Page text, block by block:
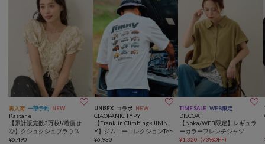
再入荷 一部予約 NEW 
Kastane
【累計販売数3万枚!/着痩せ
◎】クシュクシュブラウス
¥6,490
UNISEX コラボ NEW 
CIAOPANIC TYPY
【Franklin Climbing×JIMN
Y】ジムニーコレクションTee
¥6,930
TIME SALE WEB限定 
DISCOAT
【Noka/WEB限定】レギュラ
ーカラーフレンチシャツ
¥1,320 (73%OFF)